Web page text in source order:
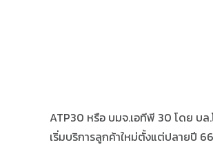
ATP30 หรือ บมจ.เอทีพี 30 โดย บล.
เริ่มบริการลูกค้าใหม่ตั้งแต่ปลายปี 66